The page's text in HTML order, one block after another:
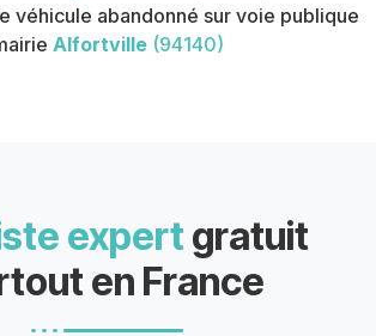
véhicule abandonné sur voie publique
Alfortville (94140)
expertgratuit
en France